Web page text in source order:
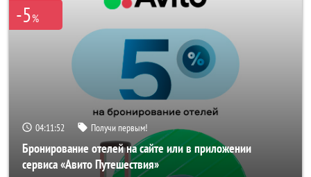
-5%
04:11:52 Получи первым!
Бронирование отелей на сайте или в приложении
сервиса «Авито Путешествия»